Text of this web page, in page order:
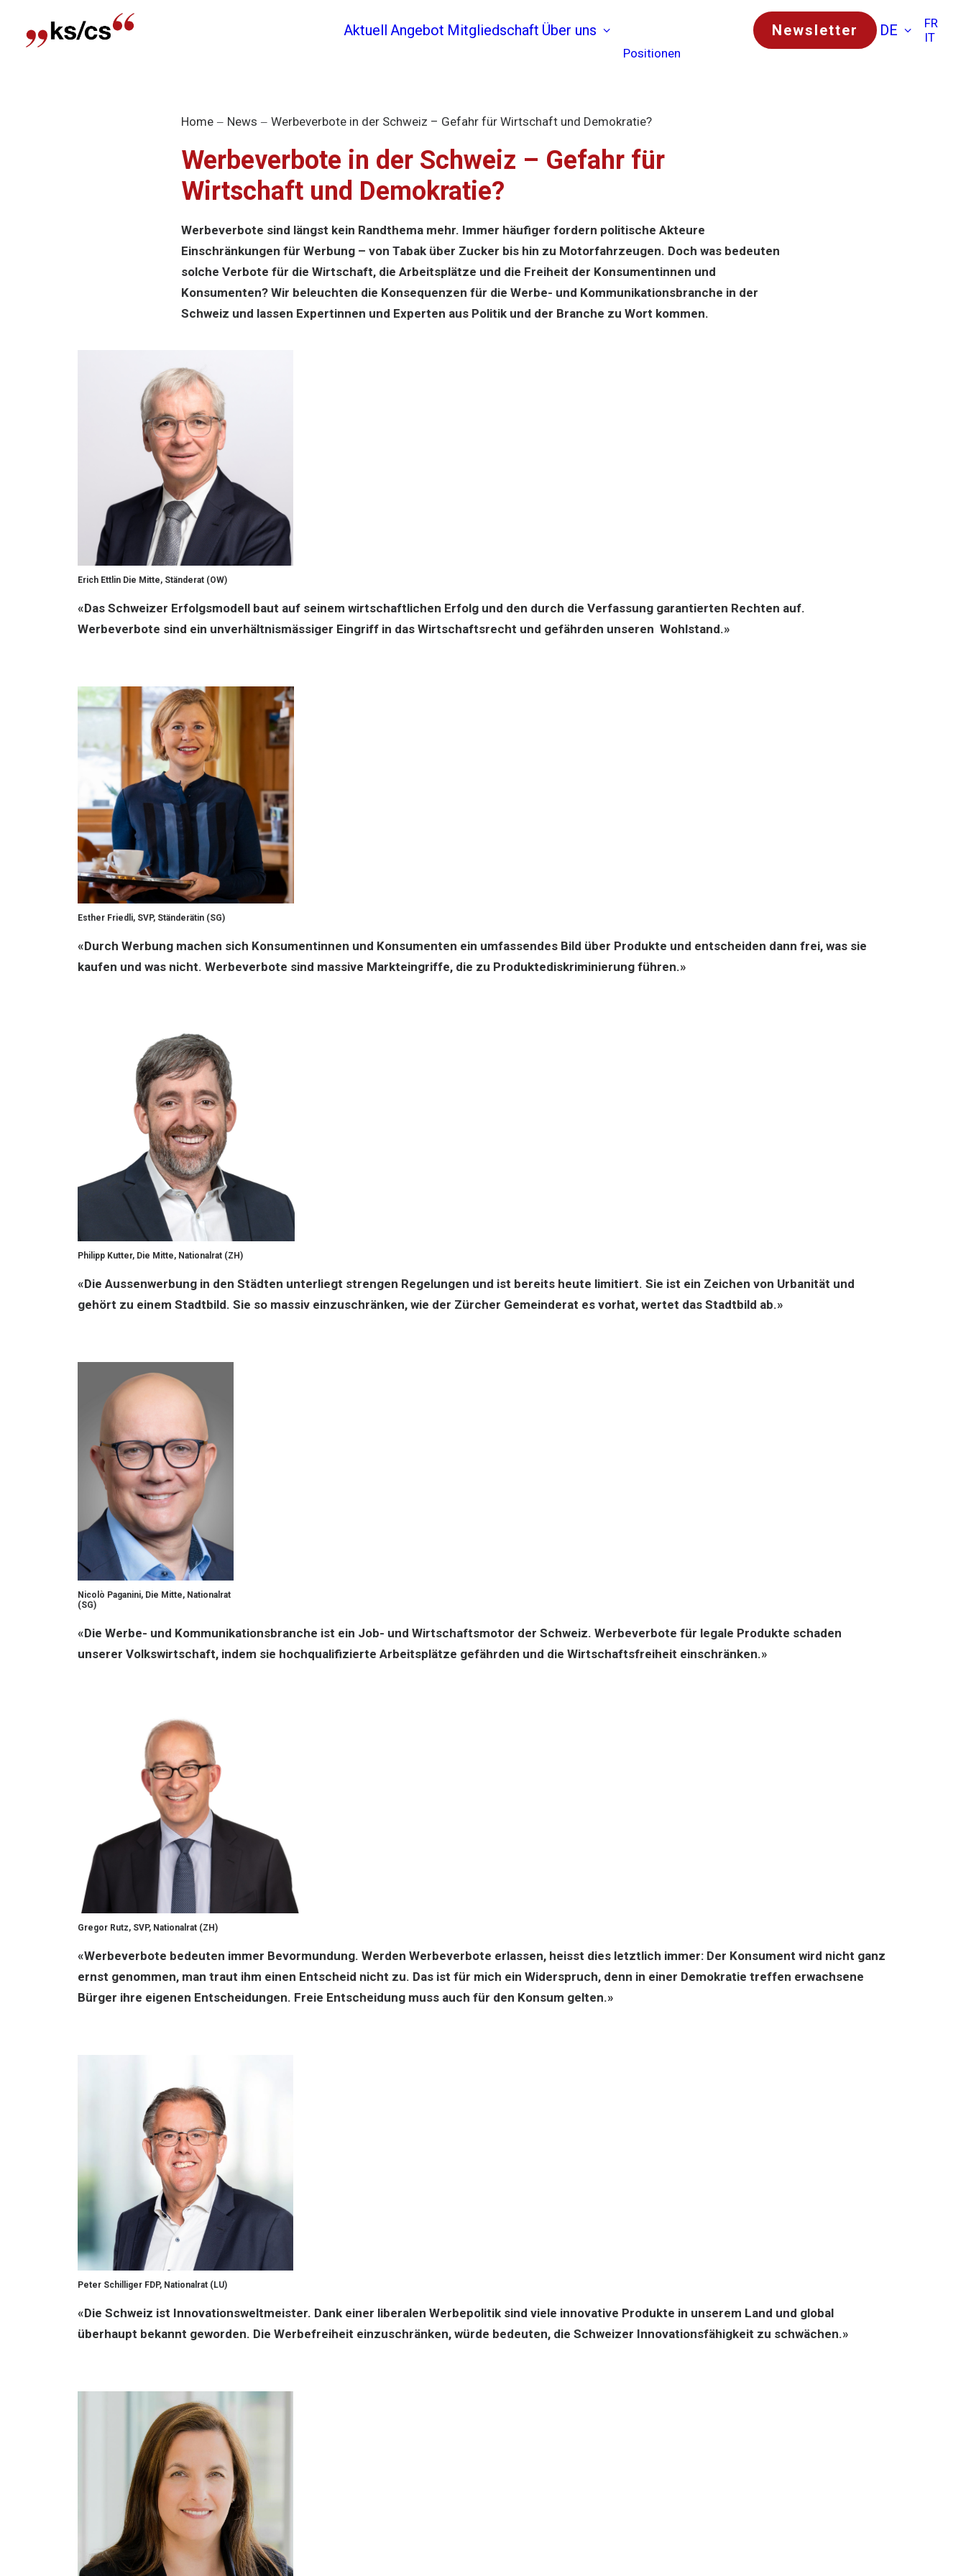
Aktuell Angebot Mitgliedschaft Über uns
Positionen
Newsletter DE
FR
IT
Home News Werbeverbote in der Schweiz – Gefahr für Wirtschaft und Demokratie?
Werbeverbote in der Schweiz – Gefahr für
Wirtschaft und Demokratie?
Werbeverbote sind längst kein Randthema mehr. Immer häufiger fordern politische Akteure
Einschränkungen für Werbung – von Tabak über Zucker bis hin zu Motorfahrzeugen. Doch was bedeuten
solche Verbote für die Wirtschaft, die Arbeitsplätze und die Freiheit der Konsumentinnen und
Konsumenten? Wir beleuchten die Konsequenzen für die Werbe- und Kommunikationsbranche in der
Schweiz und lassen Expertinnen und Experten aus Politik und der Branche zu Wort kommen.
Erich Ettlin Die Mitte, Ständerat (OW)
«Das Schweizer Erfolgsmodell baut auf seinem wirtschaftlichen Erfolg und den durch die Verfassung garantierten Rechten auf.
Werbeverbote sind ein unverhältnismässiger Eingriff in das Wirtschaftsrecht und gefährden unseren Wohlstand.»
Esther Friedli, SVP, Ständerätin (SG)
«Durch Werbung machen sich Konsumentinnen und Konsumenten ein umfassendes Bild über Produkte und entscheiden dann frei, was sie
kaufen und was nicht. Werbeverbote sind massive Markteingriffe, die zu Produktediskriminierung führen.»
Philipp Kutter, Die Mitte, Nationalrat (ZH)
«Die Aussenwerbung in den Städten unterliegt strengen Regelungen und ist bereits heute limitiert. Sie ist ein Zeichen von Urbanität und
gehört zu einem Stadtbild. Sie so massiv einzuschränken, wie der Zürcher Gemeinderat es vorhat, wertet das Stadtbild ab.»
Nicolò Paganini, Die Mitte, Nationalrat
(SG)
«Die Werbe- und Kommunikationsbranche ist ein Job- und Wirtschaftsmotor der Schweiz. Werbeverbote für legale Produkte schaden
unserer Volkswirtschaft, indem sie hochqualifizierte Arbeitsplätze gefährden und die Wirtschaftsfreiheit einschränken.»
Gregor Rutz, SVP, Nationalrat (ZH)
«Werbeverbote bedeuten immer Bevormundung. Werden Werbeverbote erlassen, heisst dies letztlich immer: Der Konsument wird nicht ganz
ernst genommen, man traut ihm einen Entscheid nicht zu. Das ist für mich ein Widerspruch, denn in einer Demokratie treffen erwachsene
Bürger ihre eigenen Entscheidungen. Freie Entscheidung muss auch für den Konsum gelten.»
Peter Schilliger FDP, Nationalrat (LU)
«Die Schweiz ist Innovationsweltmeister. Dank einer liberalen Werbepolitik sind viele innovative Produkte in unserem Land und global
überhaupt bekannt geworden. Die Werbefreiheit einzuschränken, würde bedeuten, die Schweizer Innovationsfähigkeit zu schwächen.»